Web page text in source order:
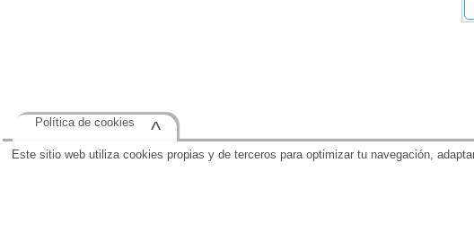
Este sitio web utiliza cookies propias y de terceros para optimizar tu navegación,
Política de cookies ^